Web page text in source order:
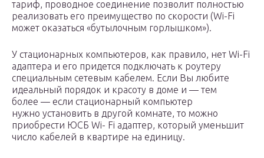
тариф, проводное соединение позволит полностью
реализовать его преимущество по скорости (Wi-Fi
может оказаться «бутылочным горлышком»).
У стационарных компьютеров, как правило, нет Wi-Fi
адаптера и его придется подключать к роутеру
специальным сетевым кабелем. Если Вы любите
идеальный порядок и красоту в доме и — тем
более — если стационарный компьютер
нужно установить в другой комнате, то можно
приобрести ЮСБ Wi- Fi адаптер, который уменьшит
число кабелей в квартире на единицу.